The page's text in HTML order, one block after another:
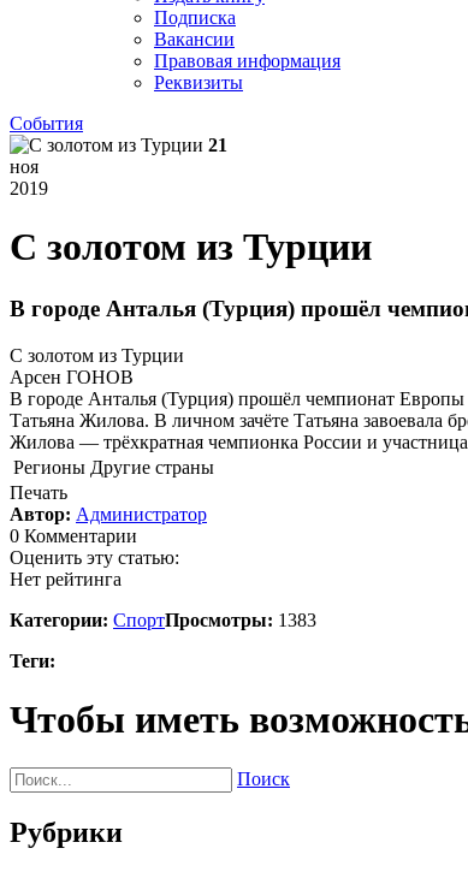
Подписка
Вакансии
Правовая информация
Реквизиты
События
21
ноя
2019
С золотом из Турции
В городе Анталья (Турция) прошёл
С золотом из Турции
Арсен ГОНОВ
В городе Анталья (Турция) прошёл чемпионат Европы
Татьяна Жилова. В личном зачёте Татьяна завоевала
Жилова — трёхкратная чемпионка России и
Регионы Другие страны
Печать
Автор: Администратор
0 Комментарии
Оценить эту статью:
Нет рейтинга
Категории: СпортПросмотры: 1383
Теги:
Чтобы иметь
Поиск
Рубрики